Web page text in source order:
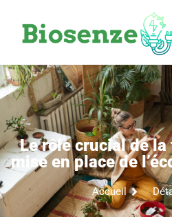
Le rôle crucial de
mise en place de
Accueil